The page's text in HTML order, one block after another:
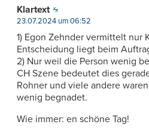
Klartext
23.07.2024 um 06:52
1) Egon Zehnder vermittelt nur
Entscheidung liegt beim
2) Nur weil die Person wenig
CH Szene bedeutet dies
Rohner und viele andere
wenig begnadet.
Wie immer: en schöne Tag!